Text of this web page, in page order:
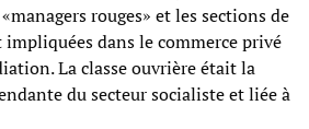
rouges» et les sections de
dans le commerce privé
La classe ouvrière était la
du secteur socialiste et liée à